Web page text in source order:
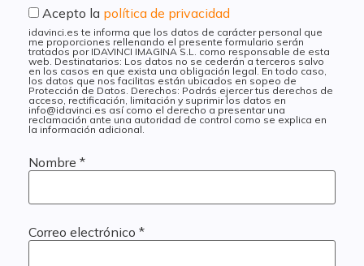
Acepto la política de privacidad
idavinci.es te informa que los datos de carácter personal que
me proporciones rellenando el presente formulario serán
tratados por IDAVINCI IMAGINA S.L. como responsable de esta
web. Destinatarios: Los datos no se cederán a terceros salvo
en los casos en que exista una obligación legal. En todo caso,
los datos que nos facilitas están ubicados en sopeo de
Protección de Datos. Derechos: Podrás ejercer tus derechos de
acceso, rectificación, limitación y suprimir los datos en
info@idavinci.es así como el derecho a presentar una
reclamación ante una autoridad de control como se explica en
la información adicional.
Nombre *
Correo electrónico *